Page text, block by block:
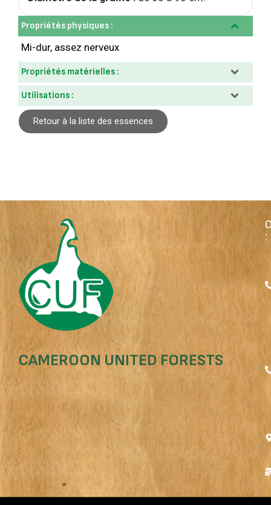
Propriétés physiques :
Mi-dur, assez nerveux
Propriétés matérielles :
Utilisations :
Retour à la liste des essences
CAMEROON UNITED FORESTS
: